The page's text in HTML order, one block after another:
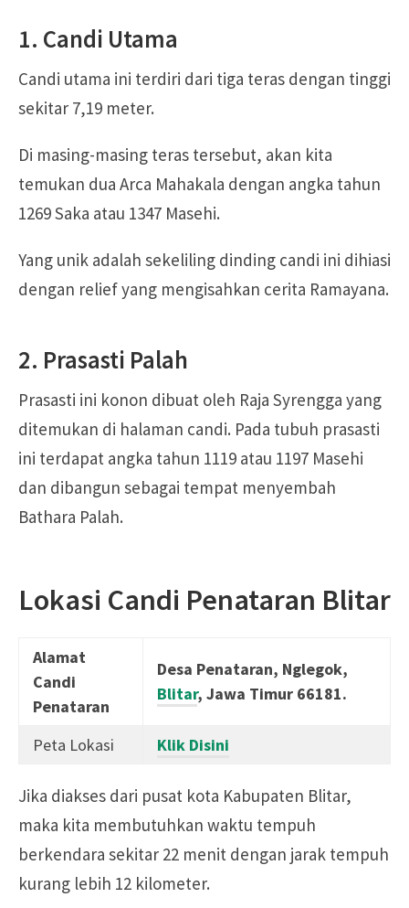
1. Candi Utama
Candi utama ini terdiri dari tiga teras dengan tinggi
sekitar 7,19 meter.
Di masing-masing teras tersebut, akan kita
temukan dua Arca Mahakala dengan angka tahun
1269 Saka atau 1347 Masehi.
Yang unik adalah sekeliling dinding candi ini dihiasi
dengan relief yang mengisahkan cerita Ramayana.
2. Prasasti Palah
Prasasti ini konon dibuat oleh Raja Syrengga yang
ditemukan di halaman candi. Pada tubuh prasasti
ini terdapat angka tahun 1119 atau 1197 Masehi
dan dibangun sebagai tempat menyembah
Bathara Palah.
Lokasi Candi Penataran Blitar
Alamat
Candi
Penataran
Desa Penataran, Nglegok,
Blitar, Jawa Timur 66181.
Peta Lokasi Klik Disini
Jika diakses dari pusat kota Kabupaten Blitar,
maka kita membutuhkan waktu tempuh
berkendara sekitar 22 menit dengan jarak tempuh
kurang lebih 12 kilometer.